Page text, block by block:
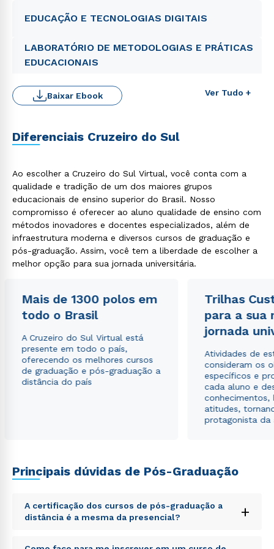
EDUCAÇÃO E TECNOLOGIAS DIGITAIS
LABORATÓRIO DE METODOLOGIAS E PRÁTICAS
EDUCACIONAIS
Ver Tudo +
Baixar Ebook
Diferenciais Cruzeiro do Sul
Ao escolher a Cruzeiro do Sul Virtual, você conta com a
qualidade e tradição de um dos maiores grupos
educacionais de ensino superior do Brasil. Nosso
compromisso é oferecer ao aluno qualidade de ensino com
métodos inovadores e docentes especializados, além de
infraestrutura moderna e diversos cursos de graduação e
pós-graduação. Assim, você tem a liberdade de escolher a
melhor opção para sua jornada universitária.
Mais de 1300 polos em
todo o Brasil
A Cruzeiro do Sul Virtual está
presente em todo o país,
oferecendo os melhores cursos
de graduação e pós-graduação a
distância do país
Trilhas
para a sua
jornada
Atividades de
consideram os
específicos e
cada aluno e
conhecimentos,
atitudes,
protagonista da
Principais dúvidas de Pós-Graduação
A certificação dos cursos de pós-graduação a
distância é a mesma da presencial?
+
Sed ut perspiciatis unde omnis iste natus error sit
Rápido e fácil
WhatsApp
ou
Estou de acordo com a Política de Privacidade.e
autorizo que meus dados sejam utilizados para o
envio de conteúdos da Cruzeiro do Sul.